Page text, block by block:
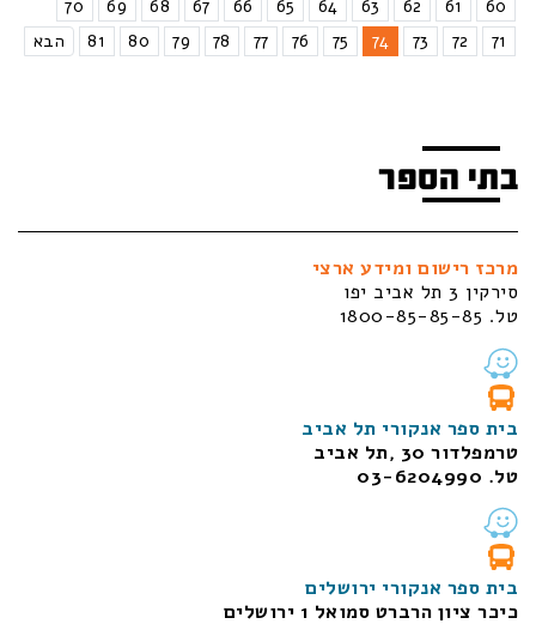
60
61
62
63
64
65
66
67
68
69
70
71
72
73
74
75
76
77
78
79
80
81 הבא
בתי הספר
מרכז רישום ומידע ארצי
סירקין 3 תל אביב יפו
טל. 1800-85-85-85
בית ספר אנקורי תל אביב
טרמפלדור 30 ,תל אביב
טל. 03-6204990
בית ספר אנקורי ירושלים
כיכר ציון הרברט סמואל 1
ירושלים